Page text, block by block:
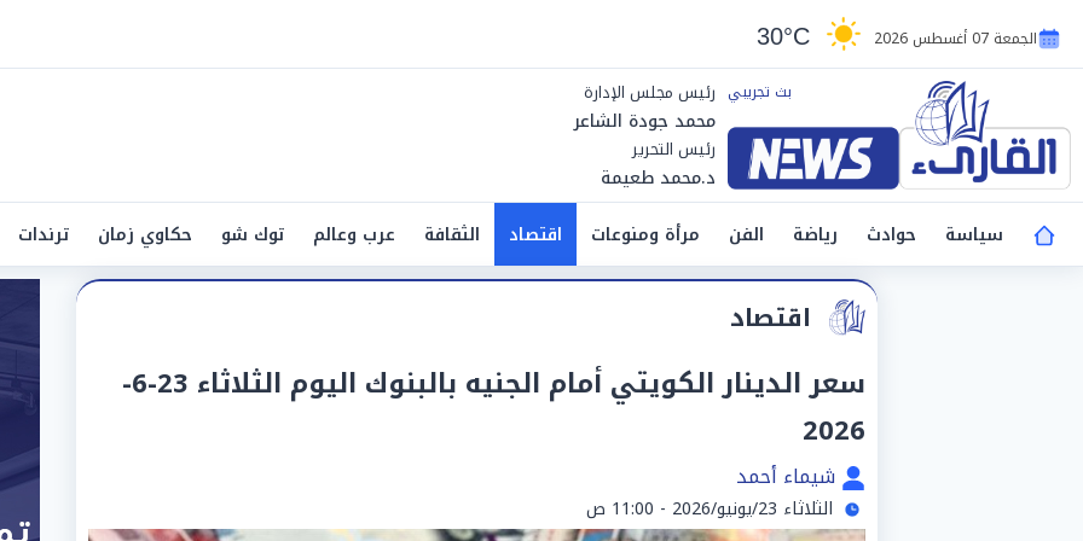
الجمعة 07 أغسطس 2026 30°C
رئيس مجلس الإدارة
محمد جودة الشاعر
رئيس التحرير
د.محمد طعيمة
سياسة
حوادث رياضة الفن مرأة ومنوعات اقتصاد الثقافة عرب وعالم توك شو حكاوي زمان ترندات
اقتصاد
سعر الدينار الكويتي أمام الجنيه بالبنوك اليوم الثلاثاء 23-6-
2026
شيماء أحمد
الثلاثاء 23/يونيو/2026 - 11:00 ص